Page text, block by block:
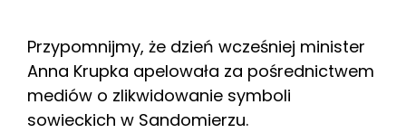
Przypomnijmy, że dzień wcześniej minister
Anna Krupka apelowała za pośrednictwem
mediów o zlikwidowanie symboli
sowieckich w Sandomierzu.